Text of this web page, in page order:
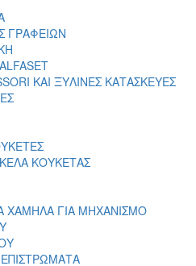
ΓΡΑΦΕΙΩΝ
ΚΑΙ ΞΥΛΙΝΕΣ ΚΑΤΑΣΚΕΥΕΣ
ΚΟΥΚΕΤΑΣ
ΧΑΜΗΛA ΓΙΑ ΜΗΧΑΝΙΣΜΟ